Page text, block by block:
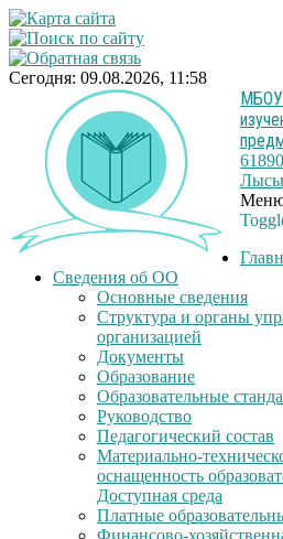
Сегодня: 09.08.2026, 11:58
Сведения об ОО
Основные сведения
Структура и органы
организацией
Документы
Образование
Образовательные
Руководство
Педагогический состав
Материально-
оснащенность
Доступная среда
Платные
Финансово-